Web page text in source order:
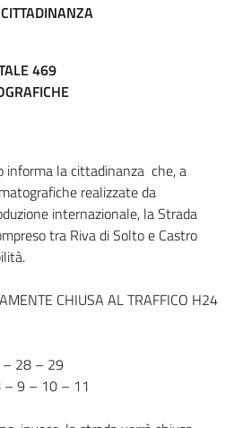
469
informa la cittadinanza che, a
realizzate da
internazionale, la Strada
tra Riva di Solto e Castro
CHIUSA AL TRAFFICO H24
28 – 29
9 – 10 – 11